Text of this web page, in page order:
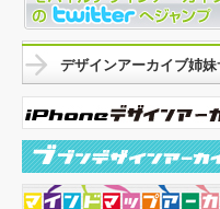
デザインアーカイブ姉妹